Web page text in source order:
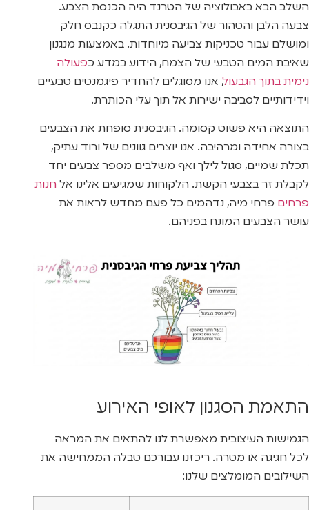
השלב הבא באבולוציה של הטרנד היה הכנסת הצבע.
צבעה הלבן והטהור של הגיבסנית התגלה כקנבס חלק
ומושלם עבור טכניקות צביעה מיוחדות. באמצעות מנגנון
שאיבת המים הטבעי של הצמח, הידוע במדע כפעולה
נימית בתוך הגבעול, אנו מסוגלים להחדיר פיגמנטים טבעיים
וידידותיים לסביבה ישירות אל תוך עלי הכותרת.
התוצאה היא פשוט קסומה. הגיבסנית סופחת את הצבעים
בצורה אחידה ומרהיבה. אנו יוצרים גוונים של ורוד עתיק,
תכלת שמיים, סגול לילך ואף משלבים מספר צבעים יחד
לקבלת זר בצבעי הקשת. הלקוחות שמגיעים אלינו אל חנות
פרחים פרחי מיה, נדהמים כל פעם מחדש לראות את
עושר הצבעים המונח בפניהם.
התאמת הסגנון לאופי האירוע
הגמישות העיצובית מאפשרת לנו להתאים את המראה
לכל חגיגה או מטרה. ריכזנו עבורכם טבלה הממחישה את
השילובים המומלצים שלנו: